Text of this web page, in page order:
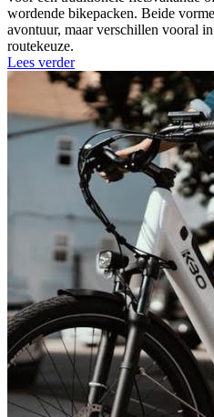
wordende bikepacken. Beide
avontuur, maar verschillen vooral
routekeuze.
Lees verder